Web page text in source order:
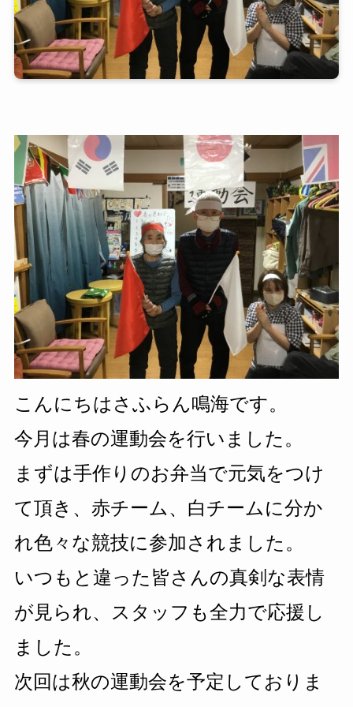
こんにちは さふらん鳴海です。
今月は春の運動会を行いました。
まずは手作りのお弁当で元気をつけ
て頂き、赤チーム、白チームに分か
れ色々な競技に参加されました。
いつもと違った皆さんの真剣な表情
が見られ、スタッフも全力で応援し
ました。
次回は秋の運動会を予定しておりま